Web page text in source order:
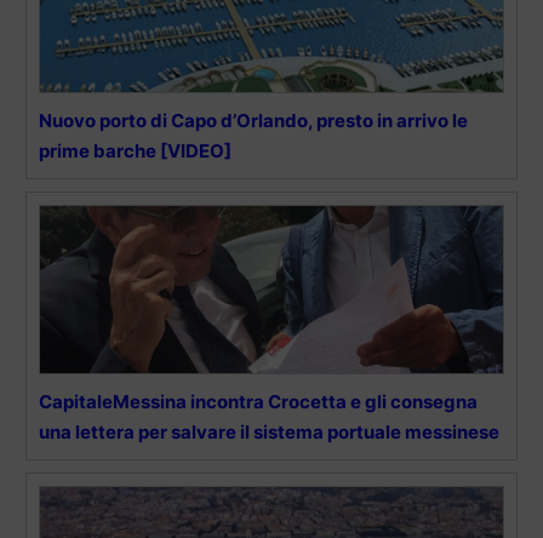
Nuovo porto di Capo d’Orlando, presto in arrivo le
prime barche [VIDEO]
CapitaleMessina incontra Crocetta e gli consegna
una lettera per salvare il sistema portuale messinese